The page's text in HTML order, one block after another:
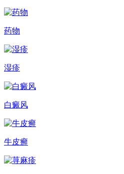
药物
湿疹
白癜风
牛皮癣